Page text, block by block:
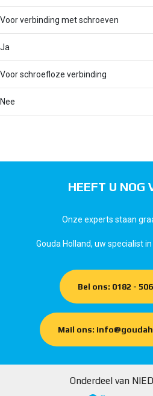
Voor verbinding met schroeven
Ja
Voor schroefloze verbinding
Nee
HEEFT U NOG
Onze experts staan
Gouda Holland, uw specialist
Bel ons: 0182 -
Mail ons:
Onderdeel van